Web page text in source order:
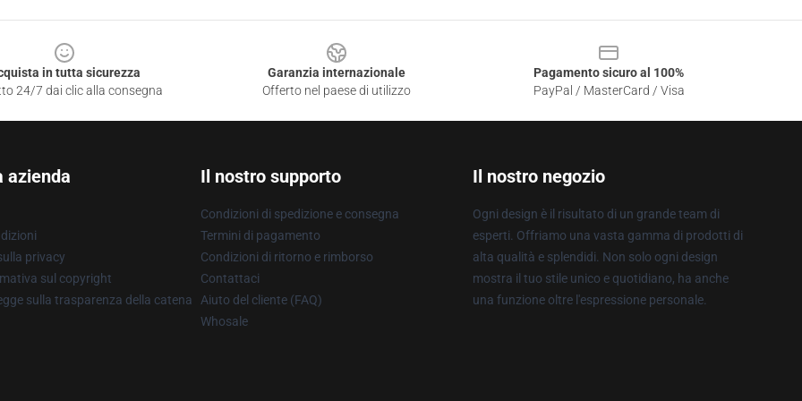
in tutta sicurezza
24/7 dai clic alla consegna
Garanzia internazionale
Offerto nel paese di utilizzo
Pagamento sicuro al 100%
PayPal / MasterCard / Visa
azienda
privacy
sul copyright
sulla trasparenza della catena
Il nostro supporto
Condizioni di spedizione e consegna
Termini di pagamento
Condizioni di ritorno e rimborso
Contattaci
Aiuto del cliente (FAQ)
Whosale
Il nostro negozio
Ogni design è il risultato di un grande team di
esperti. Offriamo una vasta gamma di prodotti di
alta qualità e splendidi. Non solo ogni design
mostra il tuo stile unico e quotidiano, ha anche
una funzione oltre l'espressione personale.